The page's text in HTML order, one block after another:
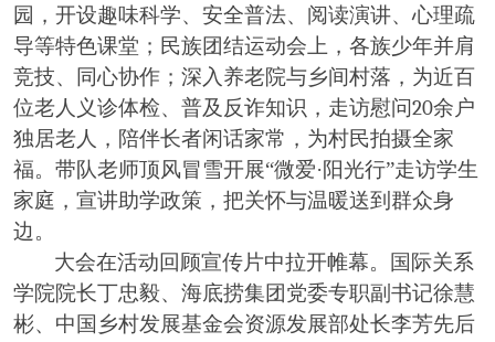
园，开设趣味科学、安全普法、阅读演讲、心理疏
导等特色课堂；民族团结运动会上，各族少年并肩
竞技、同心协作；深入养老院与乡间村落，为近百
位老人义诊体检、普及反诈知识，走访慰问20余户
独居老人，陪伴长者闲话家常，为村民拍摄全家
福。带队老师顶风冒雪开展“微爱·阳光行”走访学生
家庭，宣讲助学政策，把关怀与温暖送到群众身
边。
大会在活动回顾宣传片中拉开帷幕。国际关系
学院院长丁忠毅、海底捞集团党委专职副书记徐慧
彬、中国乡村发展基金会资源发展部处长李芳先后